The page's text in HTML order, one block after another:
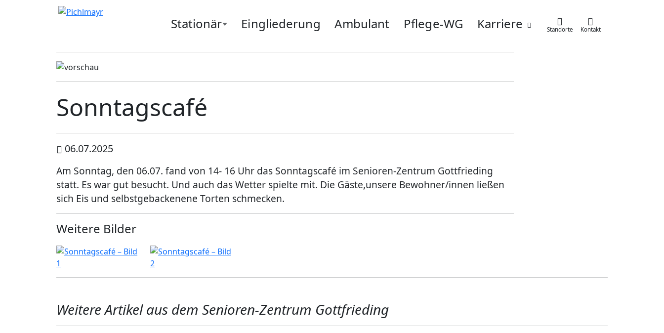
Komfort-Zimmer
Standorte
Garching
Stationär Eingliederung Ambulant Pflege-WG Karriere Standorte Kontakt
· Senioren-Zentrum Gottfrieding
Sonntagscafé
06.07.2025
Am Sonntag, den 06.07. fand von 14- 16 Uhr das Sonntagscafé im Senioren-Zentrum Gottfrieding
statt. Es war gut besucht. Und auch das Wetter spielte mit. Die Gäste,unsere Bewohner/innen ließen
sich Eis und selbstgebackenene Torten schmecken.
Weitere Bilder
Weitere Artikel aus dem Senioren-Zentrum Gottfrieding